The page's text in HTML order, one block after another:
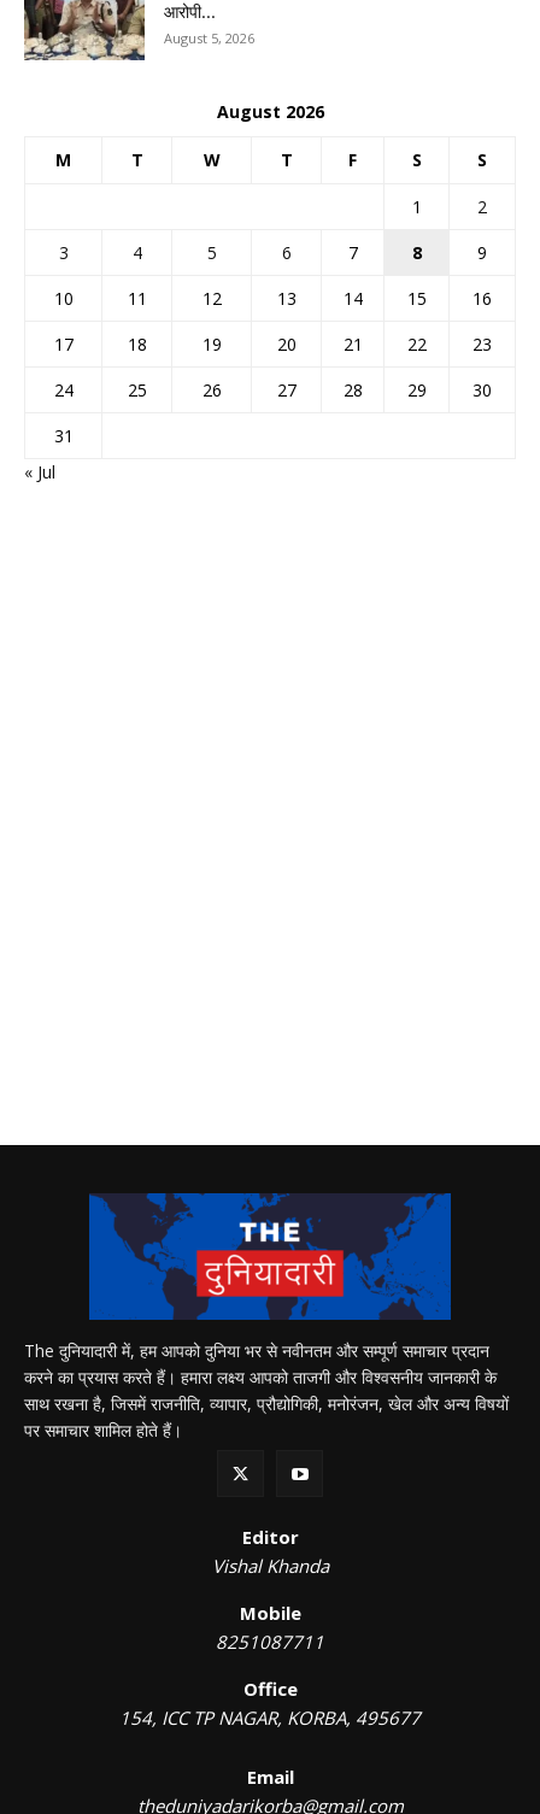
आरोपी...
August 5, 2026
August 2026
M T W T F S S
1
2
3
4 5 6 7 8
9
10
11 12 13 14 15
16
17
18 19 20 21 22
23
24
25 26 27 28 29
30
31
« Jul
The दुनियादारी में, हम आपको दुनिया भर से नवीनतम और सम्पूर्ण समाचार प्रदान
करने का प्रयास करते हैं। हमारा लक्ष्य आपको ताजगी और विश्वसनीय जानकारी के
साथ रखना है, जिसमें राजनीति, व्यापार, प्रौद्योगिकी, मनोरंजन, खेल और अन्य विषयों
पर समाचार शामिल होते हैं।
Editor
Vishal Khanda
Mobile
8251087711
Office
154, ICC TP NAGAR, KORBA, 495677
Email
theduniyadarikorba@gmail.com